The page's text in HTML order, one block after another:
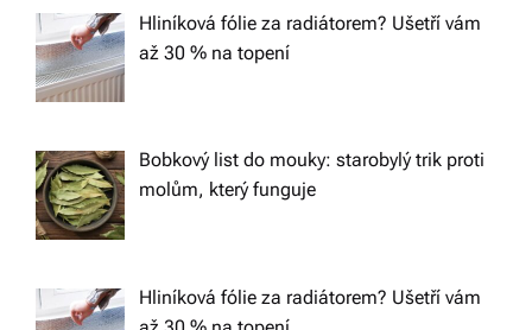
v
i
g
a
t
Hliníková fólie za radiátorem? Ušetří vám
až 30 % na topení
Bobkový list do mouky: starobylý trik proti
molům, který funguje
Hliníková fólie za radiátorem? Ušetří vám